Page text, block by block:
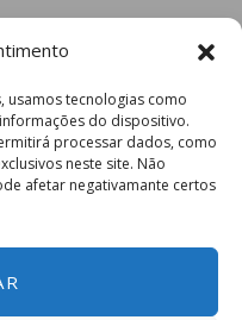
usamos tecnologias como
do dispositivo.
processar dados, como
neste site. Não
afetar negativamante certos